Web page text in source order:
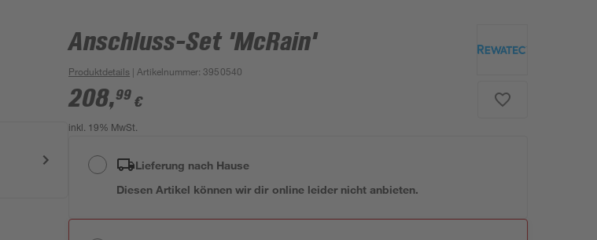
Anschluss-Set 'McRain'
Produktdetails | Artikelnummer:3950540
208,99 €
inkl. 19% MwSt.
Lieferung nach Hause
Diesen Artikel können wir dir online leider nicht anbieten.